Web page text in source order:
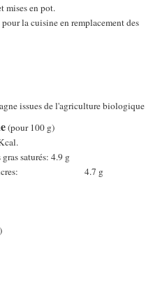
mises en pot.
la cuisine en remplacement des
issues de l'agriculture biologique
(pour 100 g)
saturés: 4.9 g
sucres: 4.7 g